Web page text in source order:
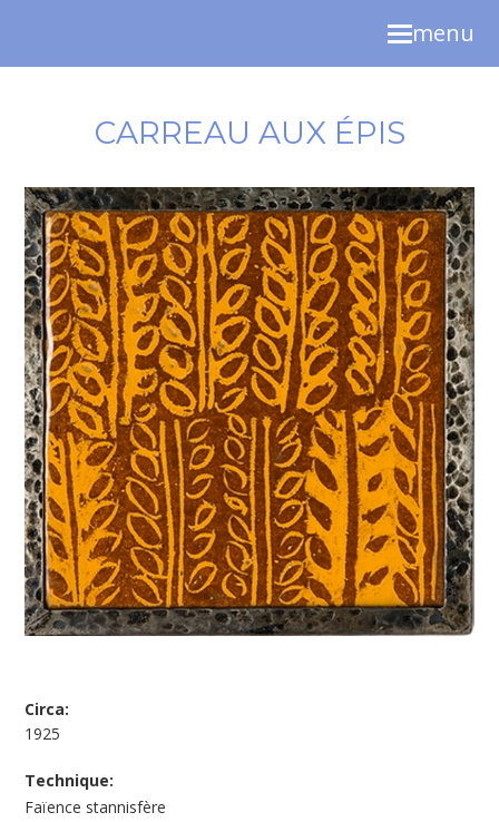
menu
CARREAU AUX ÉPIS
Circa:
1925
Technique:
Faïence stannisfère